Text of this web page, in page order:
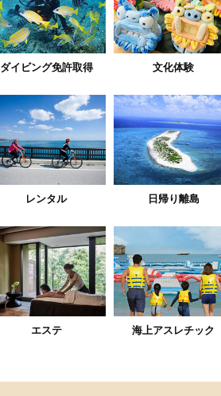
ダイビング免許取得 文化体験
レンタル 日帰り離島
エステ 海上アスレチック